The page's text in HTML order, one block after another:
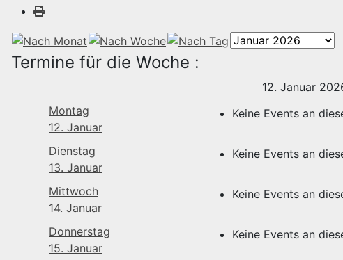
Termine für die Woche :
12. Januar
Montag
12. Januar
Keine Events an
Dienstag
13. Januar
Keine Events an
Mittwoch
14. Januar
Keine Events an
Donnerstag
15. Januar
Keine Events an